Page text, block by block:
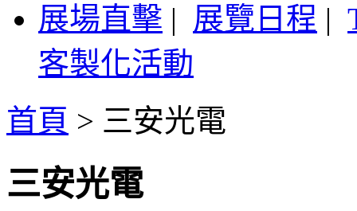
展場直擊 | 展覽日程 |
客製化活動
首頁 > 三安光電
三安光電